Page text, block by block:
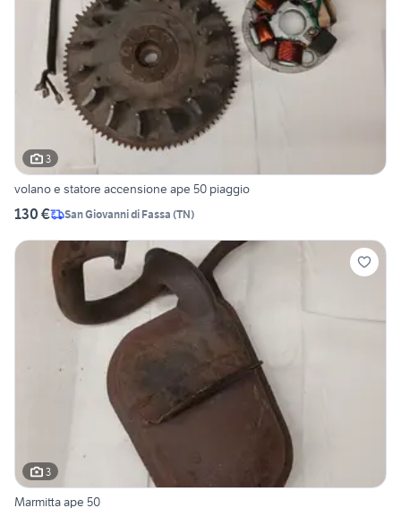
3
volano e statore accensione ape 50 piaggio
130 € San Giovanni di Fassa (TN)
3
Marmitta ape 50